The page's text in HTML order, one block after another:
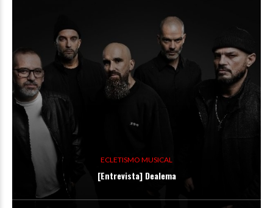
ECLETISMO MUSICAL
[Entrevista] Dealema